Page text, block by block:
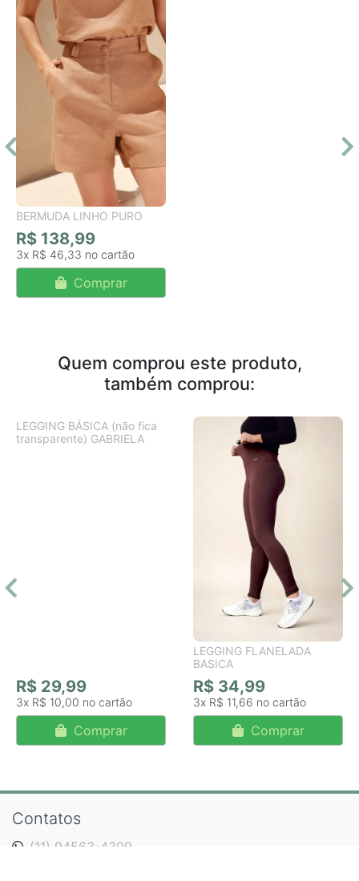
BERMUDA LINHO PURO
R$ 138,99
3x R$ 46,33
Comprar
Quem comprou este produto,
também comprou:
LEGGING BÁSICA (não fica
transparente) GABRIELA
R$ 29,99
3x R$ 10,00
Comprar
LEGGING FLANELADA
BASICA
R$ 34,99
3x R$ 11,66
Comprar
Contatos
(11) 94563-4309